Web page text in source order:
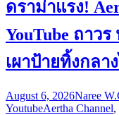
ดราม่าแรง!
YouTube ถาว
เผาป้ายทิ้งกลา
August 6, 2026Naree W.
YoutubeAertha Channel,